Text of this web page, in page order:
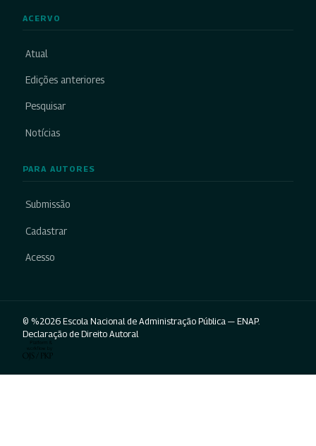
ACERVO
Atual
Edições anteriores
Pesquisar
Notícias
PARA AUTORES
Submissão
Cadastrar
Acesso
© %2026 Escola Nacional de Administração Pública — ENAP.
Declaração de Direito Autoral